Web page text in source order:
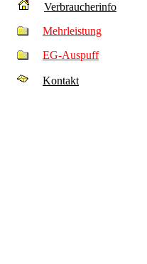
Verbraucherinfo
Mehrleistung
EG-Auspuff
Kontakt